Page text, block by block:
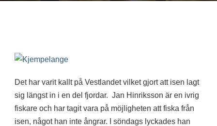
Det har varit kallt på Vestlandet vilket gjort att isen lagt
sig längst in i en del fjordar. Jan Hinriksson är en ivrig
fiskare och har tagit vara på möjligheten att fiska från
isen, något han inte ångrar. I söndags lyckades han